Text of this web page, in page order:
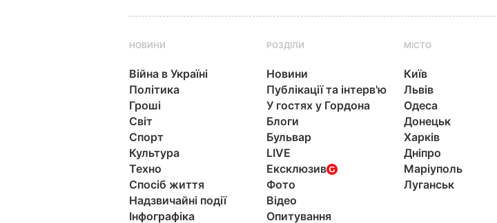
НОВИНИ
Війна в Україні
Політика
Гроші
Світ
Спорт
Культура
Техно
Спосіб життя
Надзвичайні події
Інфографіка
РОЗДІЛИ
Новини
Публікації та інтерв'ю
У гостях у Гордона
Блоги
Бульвар
LIVE
Ексклюзив
Фото
Відео
Опитування
МІСТО
Київ
Львів
Одеса
Донецьк
Харків
Дніпро
Маріуполь
Луганськ